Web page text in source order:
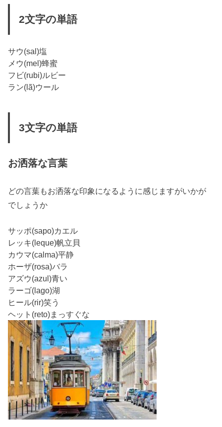
2文字の単語
サウ(sal)塩
メウ(mel)蜂蜜
フビ(rubi)ルビー
ラン(lã)ウール
3文字の単語
お洒落な言葉
どの言葉もお洒落な印象になるように感じますがいかが
でしょうか
サッポ(sapo)カエル
レッキ(leque)帆立貝
カウマ(calma)平静
ホーザ(rosa)バラ
アズウ(azul)青い
ラーゴ(lago)湖
ヒール(rir)笑う
ヘット(reto)まっすぐな